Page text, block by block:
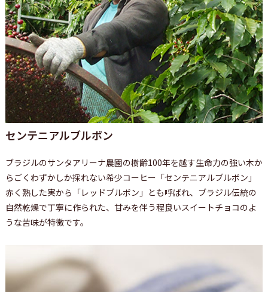
センテニアルブルボン
ブラジルのサンタアリーナ農園の樹齢100年を越す生命力の強い木か
らごくわずかしか採れない希少コーヒー「センテニアルブルボン」
赤く熟した実から「レッドブルボン」とも呼ばれ、ブラジル伝統の
自然乾燥で丁寧に作られた、甘みを伴う程良いスイートチョコのよ
うな苦味が特徴です。